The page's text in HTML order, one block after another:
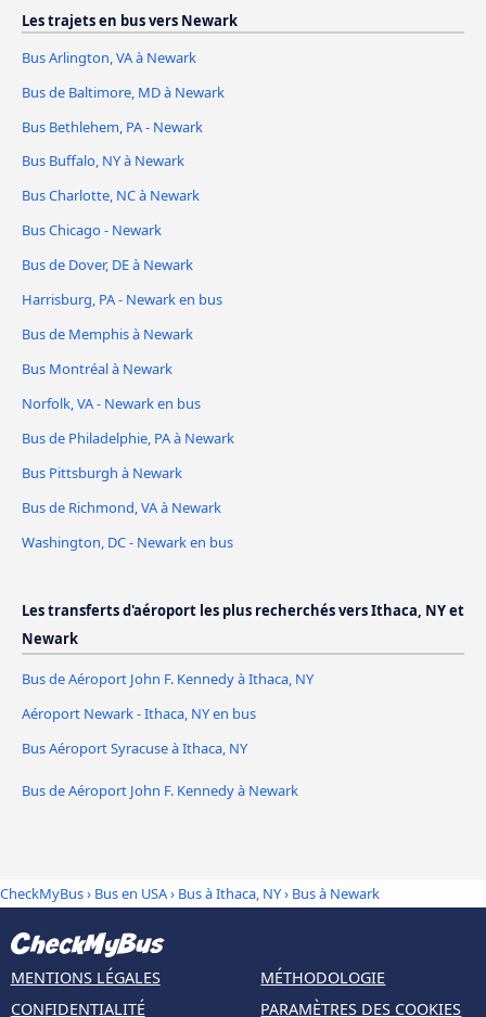
Les trajets en bus vers Newark
Bus Arlington, VA à Newark
Bus de Baltimore, MD à Newark
Bus Bethlehem, PA - Newark
Bus Buffalo, NY à Newark
Bus Charlotte, NC à Newark
Bus Chicago - Newark
Bus de Dover, DE à Newark
Harrisburg, PA - Newark en bus
Bus de Memphis à Newark
Bus Montréal à Newark
Norfolk, VA - Newark en bus
Bus de Philadelphie, PA à Newark
Bus Pittsburgh à Newark
Bus de Richmond, VA à Newark
Washington, DC - Newark en bus
Les transferts d'aéroport les plus recherchés vers Ithaca, NY et
Newark
Bus de Aéroport John F. Kennedy à Ithaca, NY
Aéroport Newark - Ithaca, NY en bus
Bus Aéroport Syracuse à Ithaca, NY
Bus de Aéroport John F. Kennedy à Newark
CheckMyBus› Bus en USA› Bus à Ithaca, NY› Bus à Newark
MENTIONS LÉGALES
CONFIDENTIALITÉ
MÉTHODOLOGIE
PARAMÈTRES DES COOKIES